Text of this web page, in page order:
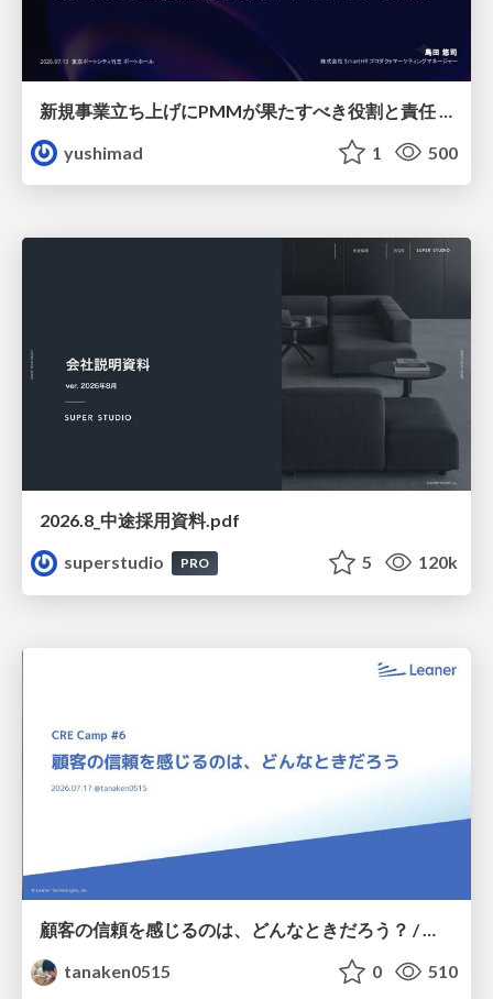
yushimad
1 500
2026.8_中途採用資料.pdf
superstudio
PRO 5 120k
顧客の信頼を感じるのは、どんなときだろう？ / When do you feel a customer's trust?
tanaken0515
0 510